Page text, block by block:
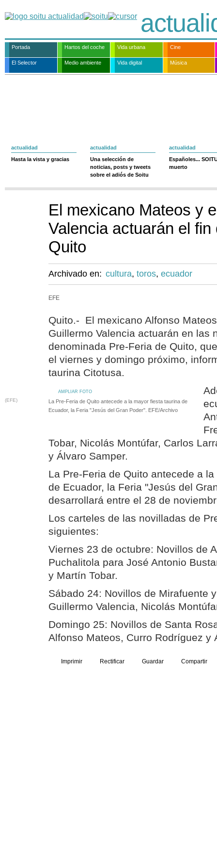
Portada Hartos del coche Vida urbana Cine
El Selector Medio ambiente Vida digital Música
actualidad
Hasta la vista y gracias
actualidad
Una selección de
noticias, posts y tweets
sobre el adiós de Soitu
actualidad
Españoles...
muerto
El mexicano Mateos y
Valencia actuarán el
Quito
Archivado en: cultura, toros, ecuador
EFE
Quito.- El mexicano Alfonso
Guillermo Valencia actuarán en las
denominada Pre-Feria de Quito,
el viernes y domingo próximo,
taurina Citotusa.
AMPLIAR FOTO
(EFE)
La Pre-Feria de Quito antecede a la mayor fiesta taurina de
Ecuador, la Feria "Jesús del Gran Poder". EFE/Archivo
Tobar, Nicolás Montúfar, Carlos
y Álvaro Samper.
La Pre-Feria de Quito antecede a
de Ecuador, la Feria "Jesús del
desarrollará entre el 28 de
Los carteles de las novilladas de
siguientes:
Viernes 23 de octubre: Novillos de
Puchalitola para José Antonio
y Martín Tobar.
Sábado 24: Novillos de Mirafuente
Guillermo Valencia, Nicolás
Domingo 25: Novillos de Santa
Alfonso Mateos, Curro Rodríguez y
Imprimir Rectificar Guardar Compartir